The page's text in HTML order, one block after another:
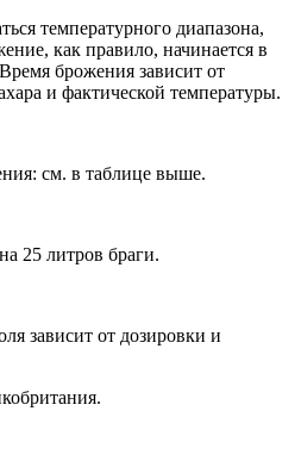
температурного диапазона,
как правило, начинается в
брожения зависит от
и фактической температуры.
см. в таблице выше.
25 литров браги.
зависит от дозировки и